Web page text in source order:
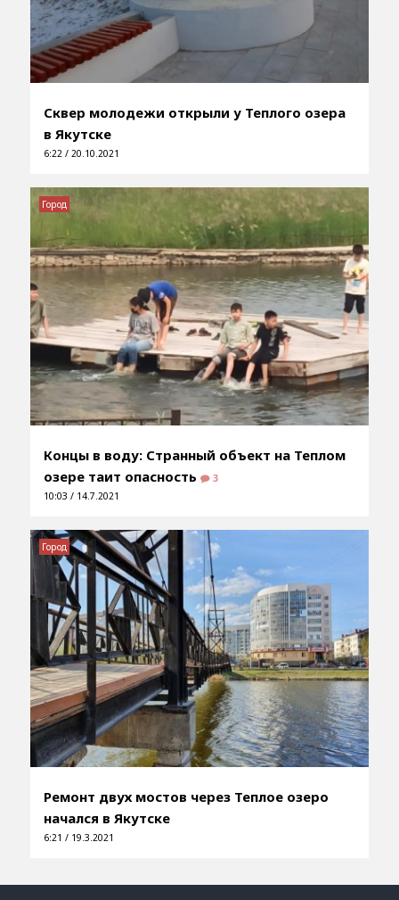
Сквер молодежи открыли у Теплого озера
в Якутске
6:22 / 20.10.2021
Концы в воду: Странный объект на Теплом
озере таит опасность
3
10:03 / 14.7.2021
Город
Ремонт двух мостов через Теплое озеро
начался в Якутске
6:21 / 19.3.2021
Город